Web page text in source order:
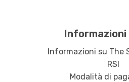
Informazioni su The
RSI
Modalità di